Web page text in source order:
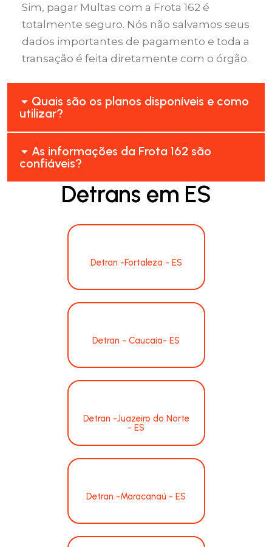
Sim, pagar Multas com a Frota 162 é
totalmente seguro. Nós não salvamos seus
dados importantes de pagamento e toda a
transação é feita diretamente com o órgão.
Quais são os planos disponíveis e como
utilizar?
As informações da Frota 162 são
confiáveis?
Detrans em ES
Detran -Fortaleza - ES
Detran - Caucaia- ES
Detran -Juazeiro do Norte
- ES
Detran -Maracanaú - ES